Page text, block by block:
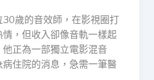
歲的音效師，在影視圈打
，但收入卻像音軌一樣起
正為一部獨立電影混音
住院的消息，急需一筆醫